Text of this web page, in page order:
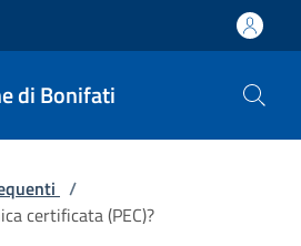
di Bonifati
/
certificata (PEC)?